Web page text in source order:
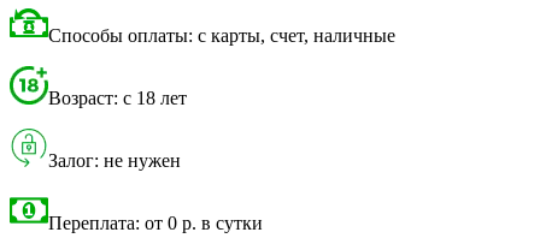
Способы оплаты: с карты, счет, наличные
Возраст: с 18 лет
Залог: не нужен
Переплата: от 0 р. в сутки